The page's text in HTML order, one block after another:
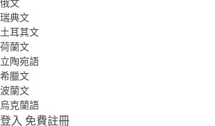
瑞典文
土耳其文
荷蘭文
立陶宛語
希臘文
波蘭文
烏克蘭語
登入 免費註冊